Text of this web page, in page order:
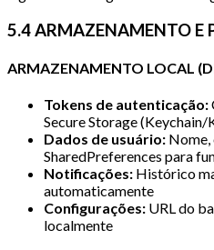
5.4 ARMAZENAMENTO E
ARMAZENAMENTO LOCAL
Tokens de autenticação:
Secure Storage (Keychain/
Dados de usuário: Nome,
SharedPreferences para
Notificações: Histórico
automaticamente
Configurações: URL do
localmente